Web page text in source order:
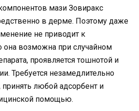
мази Зовиракс
в дерме. Поэтому даже
не приводит к
она возможна при случайном
проявляется тошнотой и
Требуется незамедлительно
любой адсорбент и
помощью.